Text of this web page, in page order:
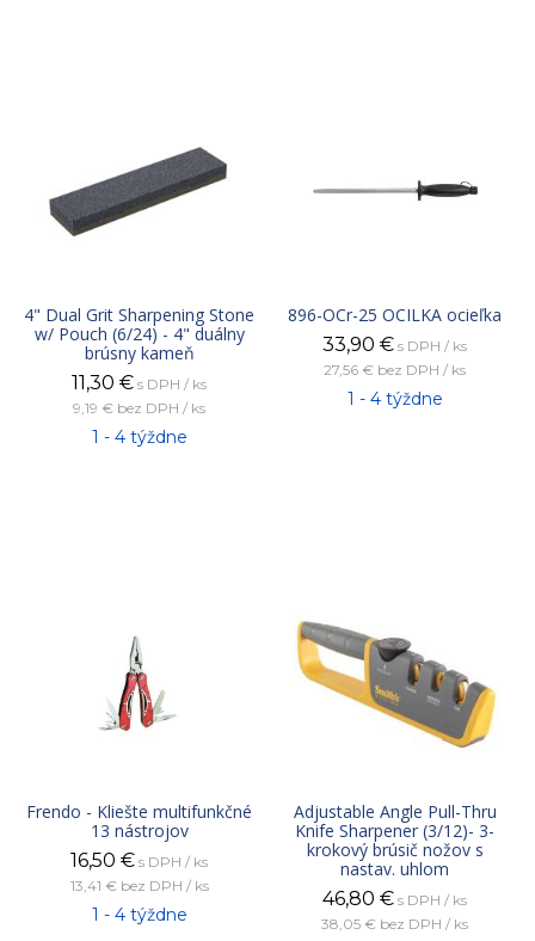
4" Dual Grit Sharpening Stone
w/ Pouch (6/24) - 4" duálny
brúsny kameň
11,30 € s DPH / ks
9,19 € bez DPH / ks
1 - 4 týždne
896-OCr-25 OCILKA ocieľka
33,90 € s DPH / ks
27,56 € bez DPH / ks
1 - 4 týždne
Frendo - Kliešte multifunkčné
13 nástrojov
16,50 € s DPH / ks
13,41 € bez DPH / ks
1 - 4 týždne
Adjustable Angle Pull-Thru
Knife Sharpener (3/12)- 3-
krokový brúsič nožov s
nastav. uhlom
46,80 € s DPH / ks
38,05 € bez DPH / ks